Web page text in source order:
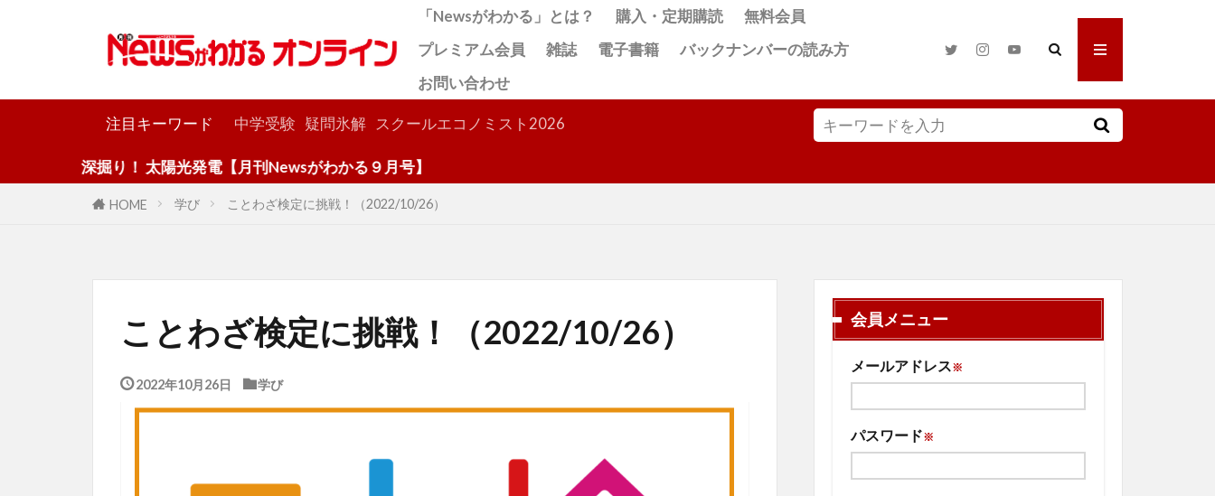
「Newsがわかる」とは？ 購入・定期購読
無料会員
プレミアム会員
雑誌 電子書籍
バックナンバーの読み方
お問い合わせ
注目キーワード 中学受験 疑問氷解 スクールエコノミスト2026
深掘り！ 太陽光発電【月刊Newsがわかる９月号】
HOME 学び ことわざ検定に挑戦！（2022/10/26）
ことわざ検定に挑戦！（2022/10/26）
2022年10月26日 学び
会員メニュー
メールアドレス※
パスワード※
検索